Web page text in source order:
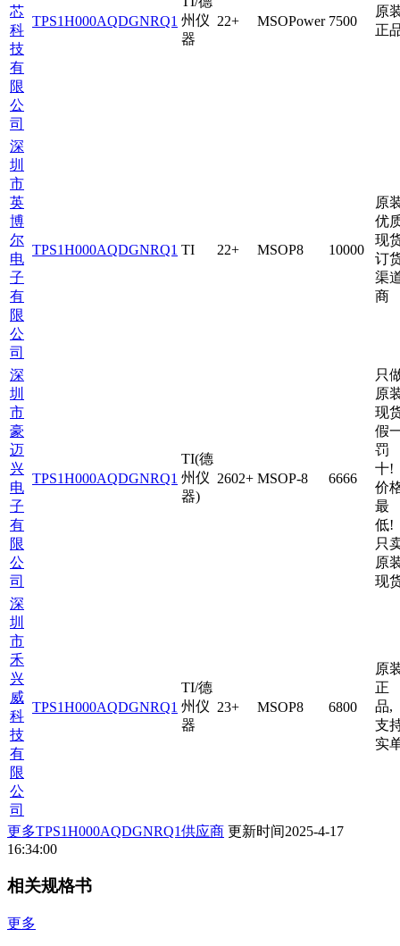
芯
科
技
有
限
公
司
TPS1H000AQDGNRQ1 州仪
器
22+ MSOPower 7500
原
正
深
圳
市
英
博
尔
电
子
有
限
公
司
TPS1H000AQDGNRQ1 TI 22+ MSOP8 10000
原
优
现
订
渠
商
深
圳
市
豪
迈
兴
电
子
有
限
公
司
TPS1H000AQDGNRQ1
TI(德
州仪
器)
2602+ MSOP-8 6666
只
原
现
假
罚
十!
价
最
低!
只
原
现
深
圳
市
禾
兴
威
科
技
有
限
公
司
TPS1H000AQDGNRQ1
TI/德
州仪
器
23+ MSOP8 6800
原
正
品,
支
实
更多TPS1H000AQDGNRQ1供应商 更新时间2025-4-17
16:34:00
相关规格书
更多